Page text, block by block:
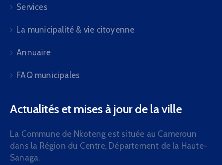
Services
La municipalité & vie citoyenne
Annuaire
FAQ municipales
Actualités et mises à jour de la ville
La Commune de Nkoteng est située au Cameroun
dans la Région du Centre, Département de la Haute-
Sanaga.